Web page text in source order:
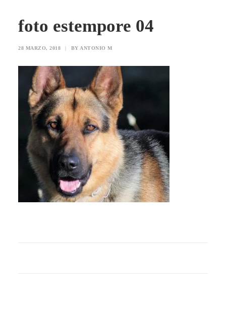
foto estempore 04
28 MARZO, 2018 | BY ANTONIO M